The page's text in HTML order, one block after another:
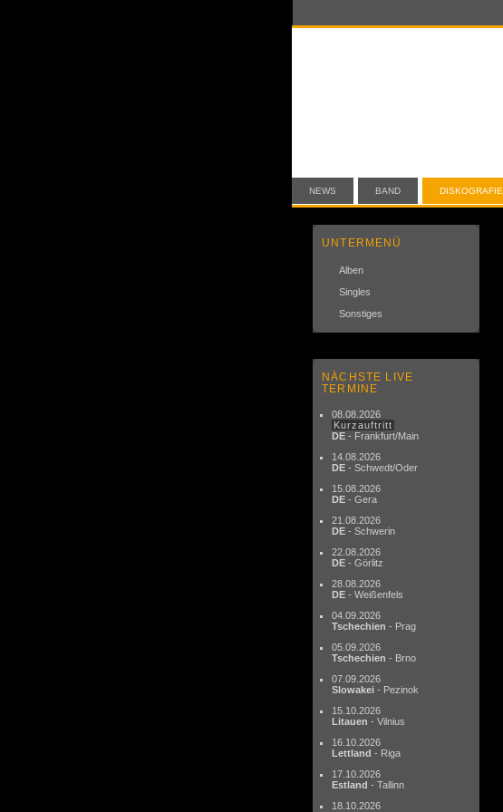
NEWS BAND DISKOGRAFIE
UNTERMENÜ
Alben
Singles
Sonstiges
NÄCHSTE LIVE
TERMINE
08.08.2026
Kurzauftritt
DE - Frankfurt/Main
14.08.2026
DE - Schwedt/Oder
15.08.2026
DE - Gera
21.08.2026
DE - Schwerin
22.08.2026
DE - Görlitz
28.08.2026
DE - Weißenfels
04.09.2026
Tschechien - Prag
05.09.2026
Tschechien - Brno
07.09.2026
Slowakei - Pezinok
15.10.2026
Litauen - Vilnius
16.10.2026
Lettland - Riga
17.10.2026
Estland - Tallinn
18.10.2026